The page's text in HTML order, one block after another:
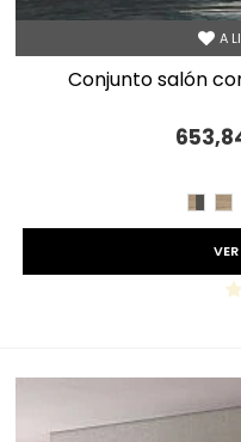
A
conjunto salón